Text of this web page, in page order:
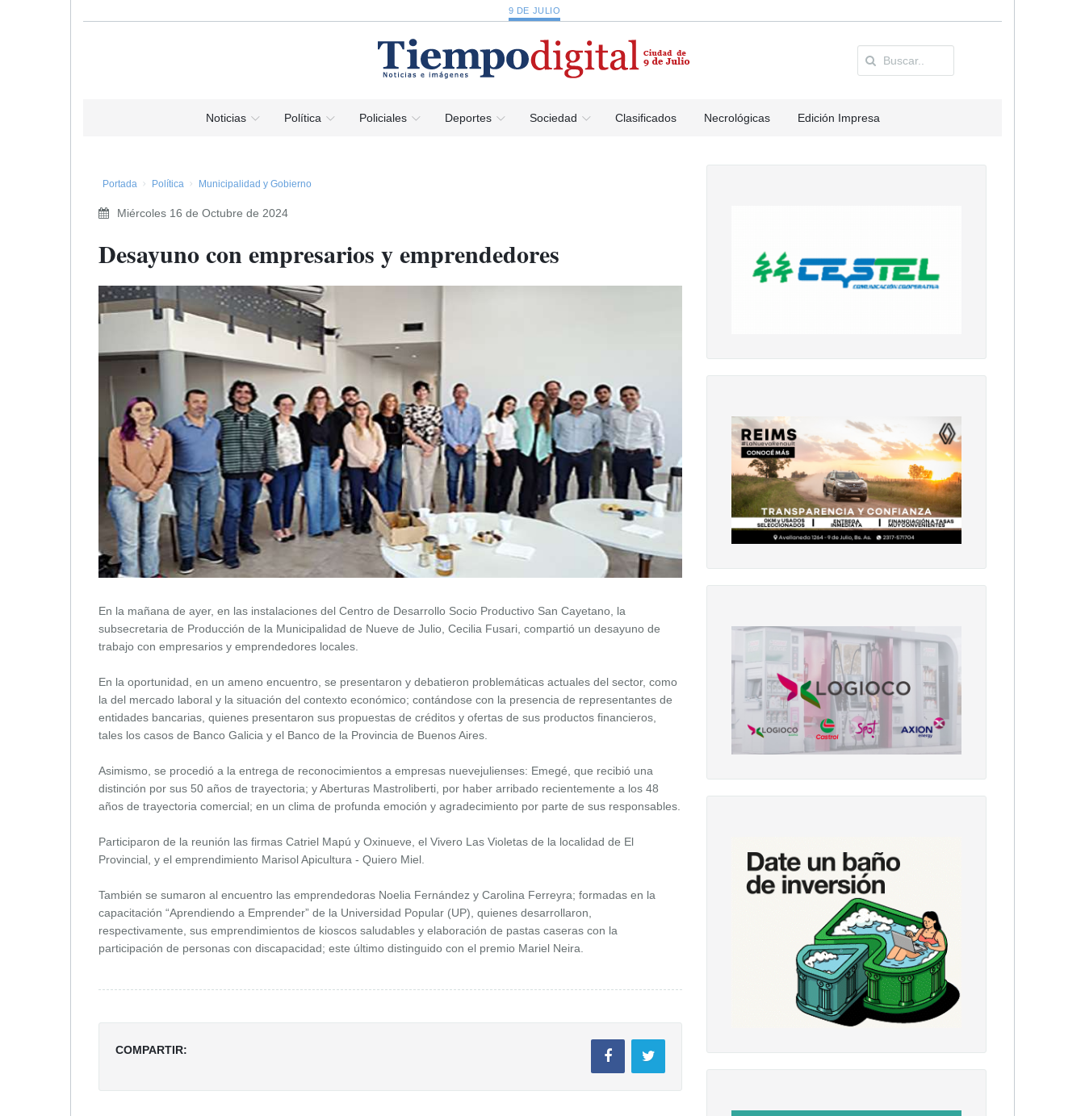
9 DE JULIO
Noticias Política Policiales Deportes Sociedad Clasificados Necrológicas Edición Impresa
Portada Política Municipalidad y Gobierno
Miércoles 16 de Octubre de 2024
Desayuno con empresarios y emprendedores
En la mañana de ayer, en las instalaciones del Centro de Desarrollo Socio Productivo San Cayetano, la
subsecretaria de Producción de la Municipalidad de Nueve de Julio, Cecilia Fusari, compartió un desayuno de
trabajo con empresarios y emprendedores locales.
En la oportunidad, en un ameno encuentro, se presentaron y debatieron problemáticas actuales del sector, como
la del mercado laboral y la situación del contexto económico; contándose con la presencia de representantes de
entidades bancarias, quienes presentaron sus propuestas de créditos y ofertas de sus productos financieros,
tales los casos de Banco Galicia y el Banco de la Provincia de Buenos Aires.
Asimismo, se procedió a la entrega de reconocimientos a empresas nuevejulienses: Emegé, que recibió una
distinción por sus 50 años de trayectoria; y Aberturas Mastroliberti, por haber arribado recientemente a los 48
años de trayectoria comercial; en un clima de profunda emoción y agradecimiento por parte de sus responsables.
Participaron de la reunión las firmas Catriel Mapú y Oxinueve, el Vivero Las Violetas de la localidad de El
Provincial, y el emprendimiento Marisol Apicultura - Quiero Miel.
También se sumaron al encuentro las emprendedoras Noelia Fernández y Carolina Ferreyra; formadas en la
capacitación “Aprendiendo a Emprender” de la Universidad Popular (UP), quienes desarrollaron,
respectivamente, sus emprendimientos de kioscos saludables y elaboración de pastas caseras con la
participación de personas con discapacidad; este último distinguido con el premio Mariel Neira.
COMPARTIR: